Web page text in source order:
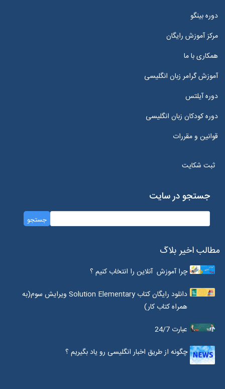
دوره بینگو
مرکز آموزش رایگان
همکاری با ما
آموزش گرامر زبان انگلیسی
دوره آیلتس
دوره کودکان زبان انگلیسی
قوانین و مقررات
ثبت شکایت
جستجو در سایت
مطالب اخیر بلاگ
چرا آموزش آنلاین را انتخاب کنیم ؟
دانلود رایگان کتاب Solution Elementary ویرایش سوم(به
همراه کتاب کار)
عبارت 24/7
چگونه از طریق اخبار انگلیسی رو یاد بگیریم ؟